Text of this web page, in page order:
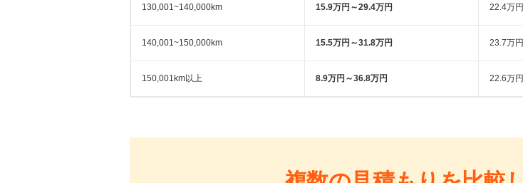
130,001~140,000km 15.9万円～29.4万円 22.4万円
140,001~150,000km 15.5万円～31.8万円 23.7万円
150,001km以上 8.9万円～36.8万円 22.6万円